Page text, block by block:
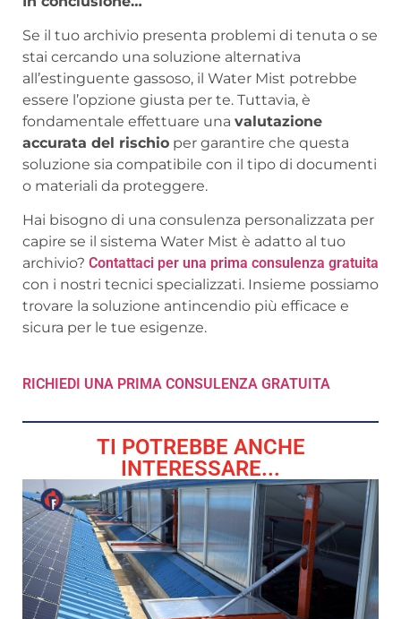
Se il tuo archivio presenta problemi di tenuta o se
stai cercando una soluzione alternativa
all’estinguente gassoso, il Water Mist potrebbe
essere l’opzione giusta per te. Tuttavia, è
fondamentale effettuare una valutazione
accurata del rischio per garantire che questa
soluzione sia compatibile con il tipo di documenti
o materiali da proteggere.
Hai bisogno di una consulenza personalizzata per
capire se il sistema Water Mist è adatto al tuo
archivio? Contattaci per una prima consulenza gratuita
con i nostri tecnici specializzati. Insieme possiamo
trovare la soluzione antincendio più efficace e
sicura per le tue esigenze.
RICHIEDI UNA PRIMA CONSULENZA GRATUITA
TI POTREBBE ANCHE
INTERESSARE...